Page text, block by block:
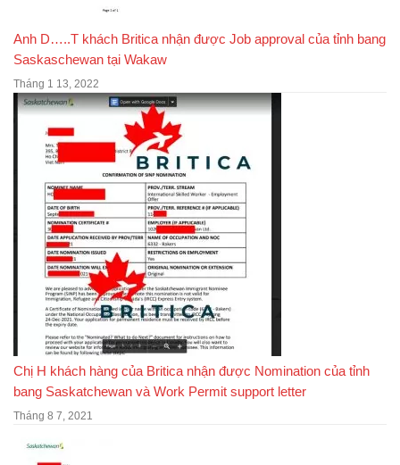
Anh D…..T khách Britica nhận được Job approval của tỉnh bang
Saskaschewan tại Wakaw
Tháng 1 13, 2022
Chị H khách hàng của Britica nhận được Nomination của tỉnh
bang Saskatchewan và Work Permit support letter
Tháng 8 7, 2021